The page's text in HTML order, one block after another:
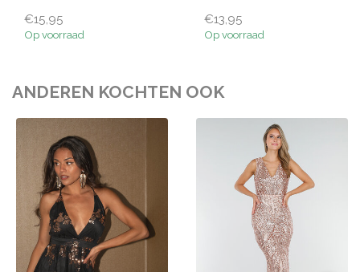
€15,95
Op voorraad
€13,95
Op voorraad
ANDEREN KOCHTEN OOK